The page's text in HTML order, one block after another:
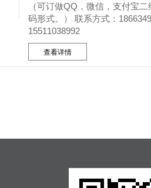
（可订做QQ，微信，支付宝二
码形式。） 联系方式：
15511038992
查看详情